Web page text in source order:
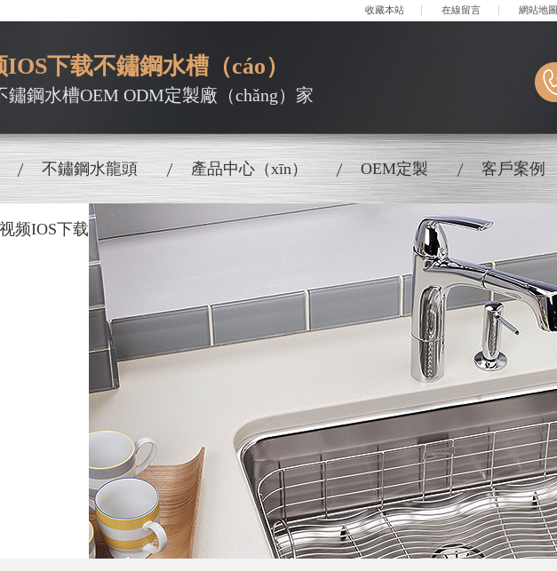
收藏本站 在線留言 網站地圖
下载不鏽鋼水槽（cáo）
鏽鋼水槽OEM ODM定製廠（chǎng）家
不鏽鋼水龍頭 產品中心（xīn） OEM定製 客戶案例
频IOS下载